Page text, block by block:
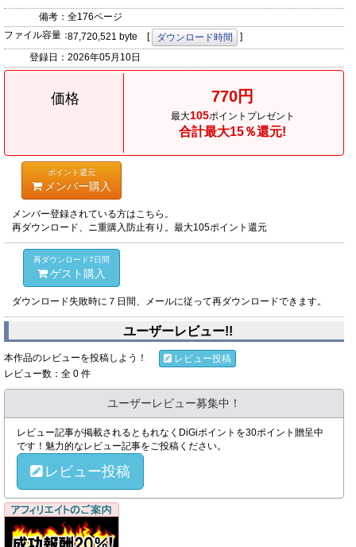
備考： 全176ページ
ファイル容量：87,720,521 byte [ ダウンロード時間
]
登録日： 2026年05月10日
価格 770円
最大105ポイントプレゼント
合計最大15％還元!
ポイント還元
メンバー購入
メンバー登録されている方はこちら。
再ダウンロード、ニ重購入防止有り。最大105ポイント還元
再ダウンロード7日間
ゲスト購入
ダウンロード失敗時に７日間、メールに従って再ダウンロードできます。
ユーザーレビュー!!
本作品のレビューを投稿しよう！
レビュー投稿
レビュー数：全 0 件
ユーザーレビュー募集中！
レビュー記事が掲載されるともれなくDiGiポイントを30ポイント贈呈中
です！魅力的なレビュー記事をご投稿ください。
レビュー投稿